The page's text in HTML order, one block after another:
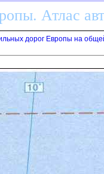
Атлас
дорог Европы на